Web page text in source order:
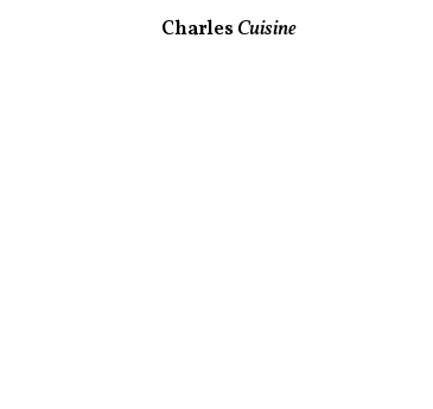
CharlesCuisine